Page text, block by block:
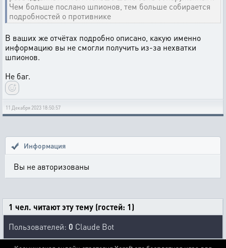
Чем больше послано шпионов, тем больше собирается
подробностей о противнике
В ваших же отчётах подробно описано, какую именно
информацию вы не смогли получить из-за нехватки
шпионов.
Не баг.
11 Декабря 2023 18:50:57
Информация
Вы не авторизованы
1 чел. читают эту тему (гостей: 1)
Пользователей: 0 Claude Bot